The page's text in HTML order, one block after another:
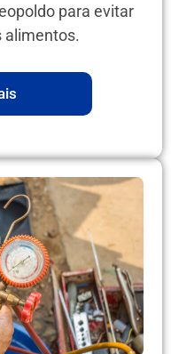
para evitar
alimentos.